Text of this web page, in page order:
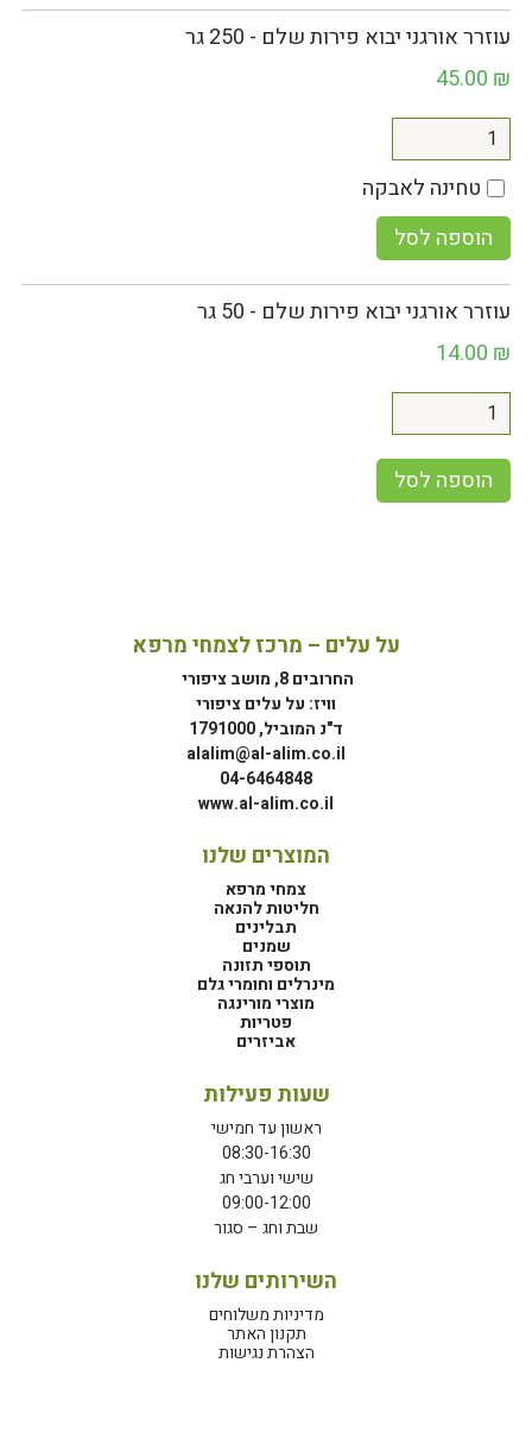
עוזרר אורגני יבוא פירות שלם - 250 גר
45.00 ₪
טחינה לאבקה
הוספה לסל
עוזרר אורגני יבוא פירות שלם - 50 גר
14.00 ₪
הוספה לסל
על עלים – מרכז לצמחי מרפא
החרובים 8, מושב ציפורי
וויז: על עלים ציפורי
ד"נ המוביל, 1791000
alalim@al-alim.co.il
04-6464848
www.al-alim.co.il
המוצרים שלנו
צמחי מרפא
חליטות להנאה
תבלינים
שמנים
תוספי תזונה
מינרלים וחומרי גלם
מוצרי מורינגה
פטריות
אביזרים
שעות פעילות
ראשון עד חמישי
08:30-16:30
שישי וערבי חג
09:00-12:00
שבת וחג – סגור
השירותים שלנו
מדיניות משלוחים
תקנון האתר
הצהרת נגישות